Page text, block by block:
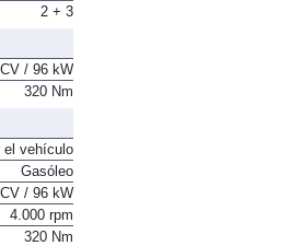
2 + 3
/ 96 kW
320 Nm
el vehículo
Gasóleo
/ 96 kW
4.000 rpm
320 Nm